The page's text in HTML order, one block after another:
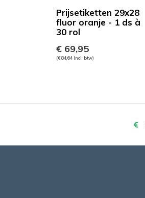
Prijsetiketten 29x28
fluor oranje - 1 ds à
30 rol
€ 69,95
(€ 84,64 Incl. btw)